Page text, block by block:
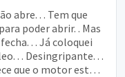
abre. . . Tem que
poder abrir. . Mas
. . Já coloquei
. . Desingripante. . .
que o motor está